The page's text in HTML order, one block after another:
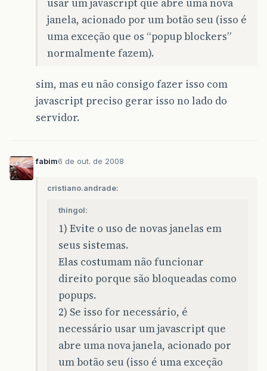
usar um javascript que abre uma nova
janela, acionado por um botão seu (isso é
uma exceção que os “popup blockers”
normalmente fazem).
sim, mas eu não consigo fazer isso com
javascript preciso gerar isso no lado do
servidor.
fabim6 de out. de 2008
cristiano.andrade:
thingol:
1) Evite o uso de novas janelas em
seus sistemas.
Elas costumam não funcionar
direito porque são bloqueadas como
popups.
2) Se isso for necessário, é
necessário usar um javascript que
abre uma nova janela, acionado por
um botão seu (isso é uma exceção